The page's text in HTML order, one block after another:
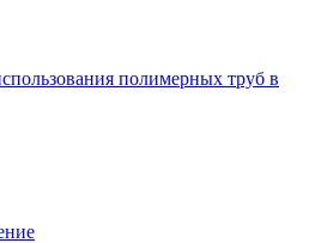
полимерных труб в